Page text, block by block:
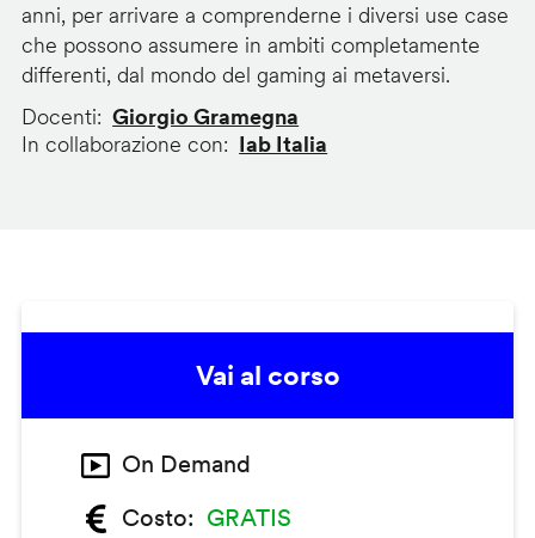
anni, per arrivare a comprenderne i diversi use case
che possono assumere in ambiti completamente
differenti, dal mondo del gaming ai metaversi.
Docenti
Giorgio Gramegna
In collaborazione con
Iab Italia
Vai al corso
On Demand
Costo
GRATIS